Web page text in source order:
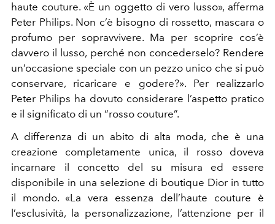
haute couture. «È un oggetto di vero lusso», afferma
Peter Philips. Non c’è bisogno di rossetto, mascara o
profumo per sopravvivere. Ma per scoprire cos’è
davvero il lusso, perché non concederselo? Rendere
un’occasione speciale con un pezzo unico che si può
conservare, ricaricare e godere?». Per realizzarlo
Peter Philips ha dovuto considerare l’aspetto pratico
e il significato di un “rosso couture”.
A differenza di un abito di alta moda, che è una
creazione completamente unica, il rosso doveva
incarnare il concetto del su misura ed essere
disponibile in una selezione di boutique Dior in tutto
il mondo. «La vera essenza dell’haute couture è
l’esclusività, la personalizzazione, l’attenzione per il